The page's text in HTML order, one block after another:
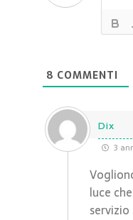
8 COMMENTI
Dix
3
luce